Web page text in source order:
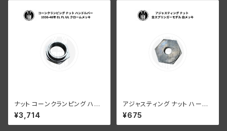
838-78
ナット コーンクランピング ハン
ドルバー ハーレーダビッドソン 1
936-48年 EL FL UL クローム
メッキ
¥3,714
アジャスティング ナット ハーレ
ーダビッドソン 全スプリンガー
モデル 白メッキ
¥675